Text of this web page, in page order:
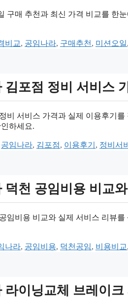
구매 추천과 최신 가격 비교를 한
비교, 공임나라, 구매추천 , 미션오일,
김포점 정비 서비스
비 서비스 가격과 실제 이용후기
하세요.
공임나라, 김포점, 이용후기 , 정비서
덕천 공임비용 비교
임비용 비교와 실제 서비스 리뷰
나라, 공임비용, 덕천공임, 비용비교,
라이닝교체 브레이